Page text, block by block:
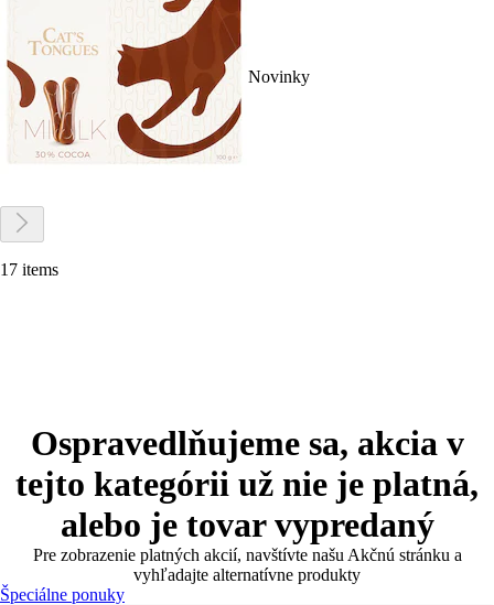
Novinky
17 items
Ospravedlňujeme sa, akcia v
tejto kategórii už nie je platná,
alebo je tovar vypredaný
Pre zobrazenie platných akcií, navštívte našu Akčnú stránku a
vyhľadajte alternatívne produkty
Špeciálne ponuky